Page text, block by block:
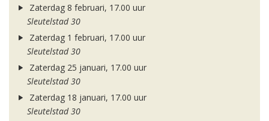
Zaterdag 8 februari, 17.00 uur
Sleutelstad 30
Zaterdag 1 februari, 17.00 uur
Sleutelstad 30
Zaterdag 25 januari, 17.00 uur
Sleutelstad 30
Zaterdag 18 januari, 17.00 uur
Sleutelstad 30